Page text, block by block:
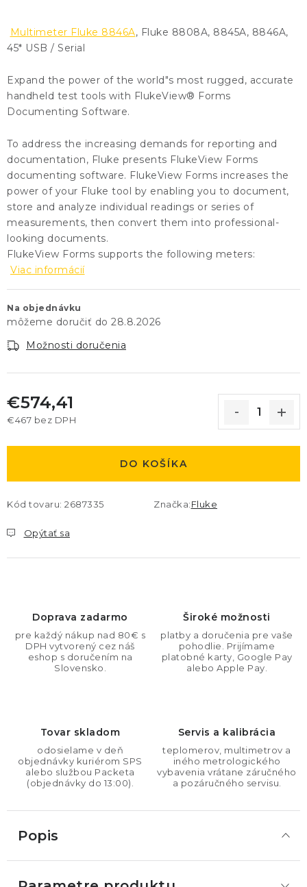
Multimeter Fluke 8846A, Fluke 8808A, 8845A, 8846A,
45* USB / Serial
Expand the power of the world"s most rugged, accurate
handheld test tools with FlukeView® Forms
Documenting Software.
To address the increasing demands for reporting and
documentation, Fluke presents FlukeView Forms
documenting software. FlukeView Forms increases the
power of your Fluke tool by enabling you to document,
store and analyze individual readings or series of
measurements, then convert them into professional-
looking documents.
FlukeView Forms supports the following meters:
Viac informácií
Na objednávku
28.8.2026
Možnosti doručenia
€574,41
€467 bez DPH
DO KOŠÍKA
Kód tovaru: 2687335 Značka:Fluke
Opýtať sa
Doprava zadarmo
pre každý nákup nad 80€ s
DPH vytvorený cez náš
eshop s doručením na
Slovensko.
Široké možnosti
platby a doručenia pre vaše
pohodlie. Prijímame
platobné karty, Google Pay
alebo Apple Pay.
Tovar skladom
odosielame v deň
objednávky kuriérom SPS
alebo službou Packeta
(objednávky do 13:00).
Servis a kalibrácia
teplomerov, multimetrov a
iného metrologického
vybavenia vrátane záručného
a pozáručného servisu.
Popis